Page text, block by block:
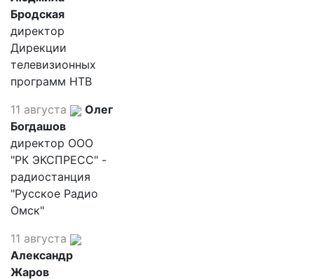
Бродская
директор
Дирекции
телевизионных
программ НТВ
11 августа
Олег
Богдашов
директор ООО
"РК ЭКСПРЕСС" -
радиостанция
"Русское Радио
Омск"
11 августа
Александр
Жаров